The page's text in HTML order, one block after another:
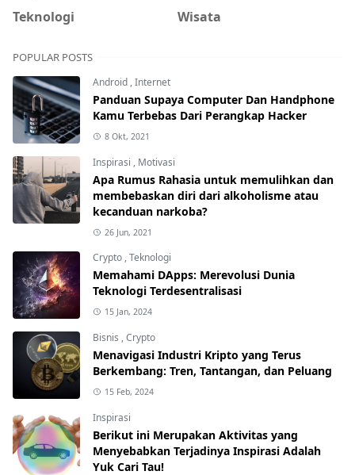
Teknologi
Wisata
POPULAR POSTS
Android ,Internet
Panduan Supaya Computer Dan Handphone
Kamu Terbebas Dari Perangkap Hacker
8 Okt, 2021
Inspirasi , Motivasi
Apa Rumus Rahasia untuk memulihkan dan
membebaskan diri dari alkoholisme atau
kecanduan narkoba?
26 Jun, 2021
Crypto ,Teknologi
Memahami DApps: Merevolusi Dunia
Teknologi Terdesentralisasi
15 Jan, 2024
Bisnis ,Crypto
Menavigasi Industri Kripto yang Terus
Berkembang: Tren, Tantangan, dan Peluang
15 Feb, 2024
Inspirasi
Berikut ini Merupakan Aktivitas yang
Menyebabkan Terjadinya Inspirasi Adalah
Yuk Cari Tau!